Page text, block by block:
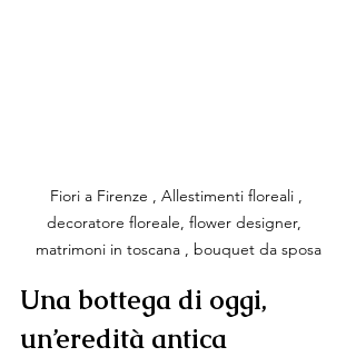
Fiori a Firenze , Allestimenti floreali ,
decoratore floreale, flower designer,
matrimoni in toscana , bouquet da sposa
Una bottega di oggi,
un’eredità antica